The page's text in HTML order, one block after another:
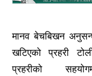
मानव बेचबिखन
खटिएको प्रहरी
प्रहरीको